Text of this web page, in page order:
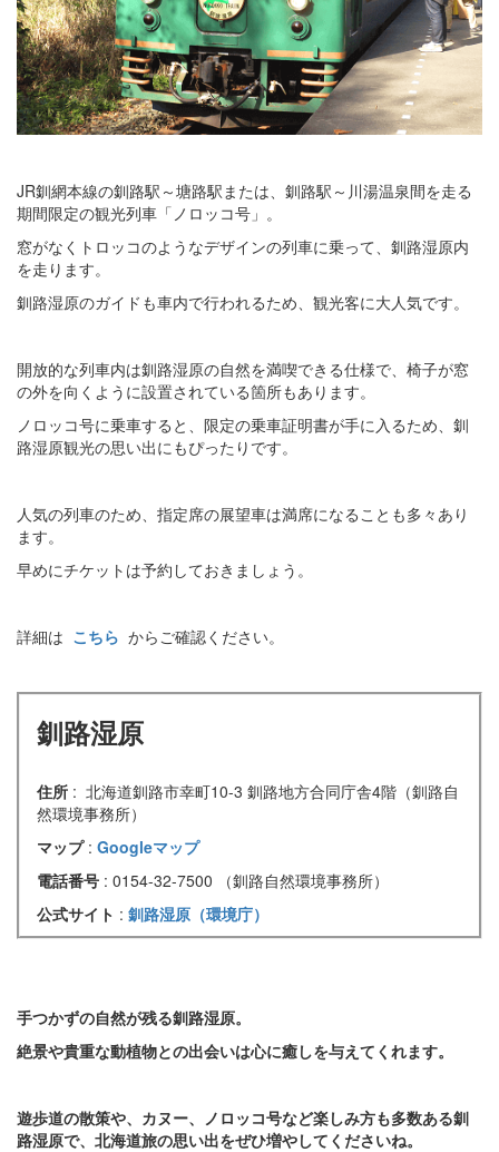
JR釧網本線の釧路駅～塘路駅または、釧路駅～川湯温泉間を走る
期間限定の観光列車「ノロッコ号」。
窓がなくトロッコのようなデザインの列車に乗って、釧路湿原内
を走ります。
釧路湿原のガイドも車内で行われるため、観光客に大人気です。
開放的な列車内は釧路湿原の自然を満喫できる仕様で、椅子が窓
の外を向くように設置されている箇所もあります。
ノロッコ号に乗車すると、限定の乗車証明書が手に入るため、釧
路湿原観光の思い出にもぴったりです。
人気の列車のため、指定席の展望車は満席になることも多々あり
ます。
早めにチケットは予約しておきましょう。
詳細は こちら からご確認ください。
釧路湿原
住所 : 北海道釧路市幸町10-3 釧路地方合同庁舎4階（釧路自
然環境事務所）
マップ : Googleマップ
電話番号 : 0154-32-7500 （釧路自然環境事務所）
公式サイト : 釧路湿原（環境庁）
手つかずの自然が残る釧路湿原。
絶景や貴重な動植物との出会いは心に癒しを与えてくれます。
遊歩道の散策や、カヌー、ノロッコ号など楽しみ方も多数ある釧
路湿原で、北海道旅の思い出をぜひ増やしてくださいね。